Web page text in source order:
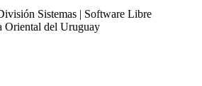
Sistemas | Software Libre
Oriental del Uruguay